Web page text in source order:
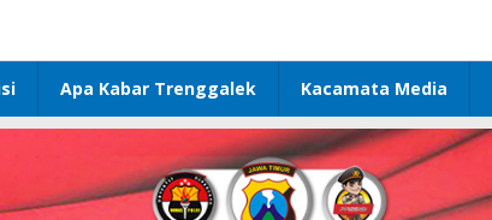
Apa Kabar Trenggalek Kacamata Media